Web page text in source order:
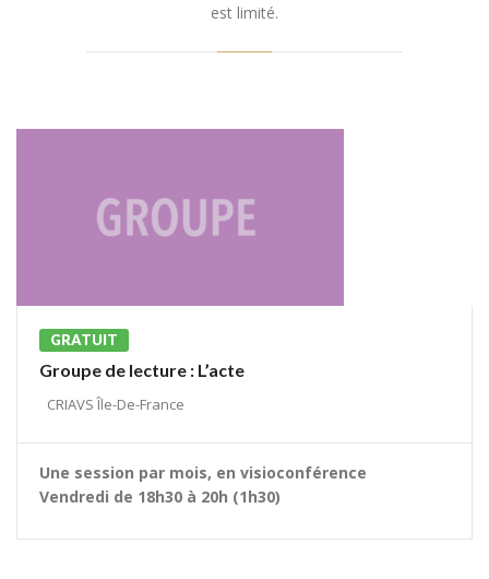
est limité.
GRATUIT
Groupe de lecture : L’acte
CRIAVS Île-De-France
Une session par mois, en visioconférence
Vendredi de 18h30 à 20h (1h30)